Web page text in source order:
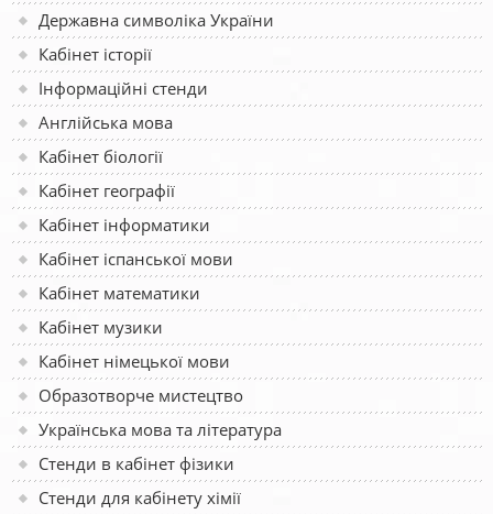
Державна символіка України
Кабінет історії
Інформаційні стенди
Англійська мова
Кабінет біології
Кабінет географії
Кабінет інформатики
Кабінет іспанської мови
Кабінет математики
Кабінет музики
Кабінет німецької мови
Образотворче мистецтво
Українська мова та література
Стенди в кабінет фізики
Стенди для кабінету хімії